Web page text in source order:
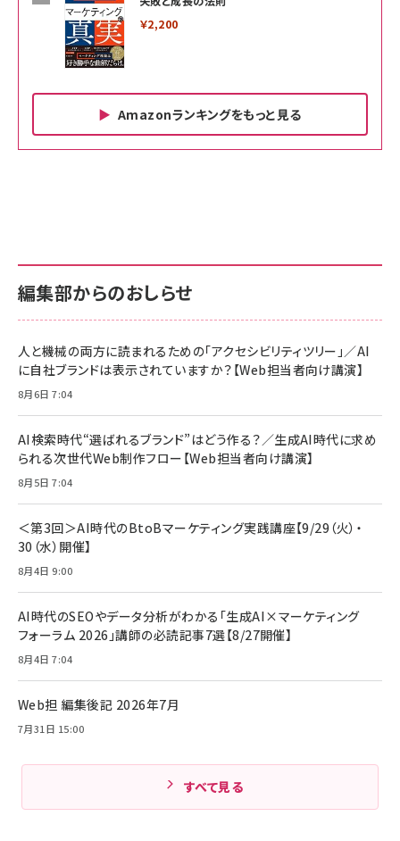
￥2,200
Amazonランキングをもっと見る
￥880
anan(アンアン)2026/06/24号 No.2500増刊
スペシャルエディション[王道エンタメの矜持／
￥1,100
年後半、あなたの恋と運命／山田涼介]
￥880
Amazonランキングをもっと見る
サポート正規品 メーカー保証5年 KLMEA128G
NIMASO ガラスフィルム iPhone 17 用 保護フィ
すい ガイド枠付き いPhone17 (6.3インチ) 対応
2枚セット DSP25F1698
￥1,599
【New】Amazon Fire TV Stick HD | 手軽にスト
レイヤー
￥6,980
Anker Soundcore P31i (Bluetooth 6.1) 【完
全ワイヤレスイヤホン/アクティブノイズキャンセリ
ング/マルチポイント接続 / 最大50時間再生 / PSE
Anker PowerLine III Flow USB-C & USB-C
ケーブル Anker絡まないケーブル 240W 結束バン
ド付き USB PD対応 シリコン素材採用 iPhone
17 / 16 / 15 / Galaxy iPad Pro MacBook
Amazonランキングをもっと見る
サポート正規品 メーカー保証5年 KLMEA128G
Amazon eギフトカード - Amazonロゴ - クラ
￥5,000
ケーブル Anker絡まないケーブル 240W 結束バン
17 / 16 / 15 / Galaxy iPad Pro MacBook
Pro/Air 各種対応 (1.8m ミッドナイトブラック)
￥1,890
キャンペーン】
￥4,857
編集部からのおしらせ
人と機械の両方に読まれるための「アクセシビリティツリー」／AI
に自社ブランドは表示されていますか？【Web担当者向け講演】
8月6日 7:04
AI検索時代“選ばれるブランド”はどう作る？／生成AI時代に求め
られる次世代Web制作フロー【Web担当者向け講演】
8月5日 7:04
＜第3回＞AI時代のBtoBマーケティング実践講座【9/29（火）・
30（水）開催】
8月4日 9:00
AI時代のSEOやデータ分析がわかる「生成AI×マーケティング
フォーラム 2026」講師の必読記事7選【8/27開催】
8月4日 7:04
Web担 編集後記 2026年7月
7月31日 15:00
すべて見る